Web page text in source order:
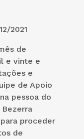
2021
de
e vinte e
e
de Apoio
pessoa do
proceder
de